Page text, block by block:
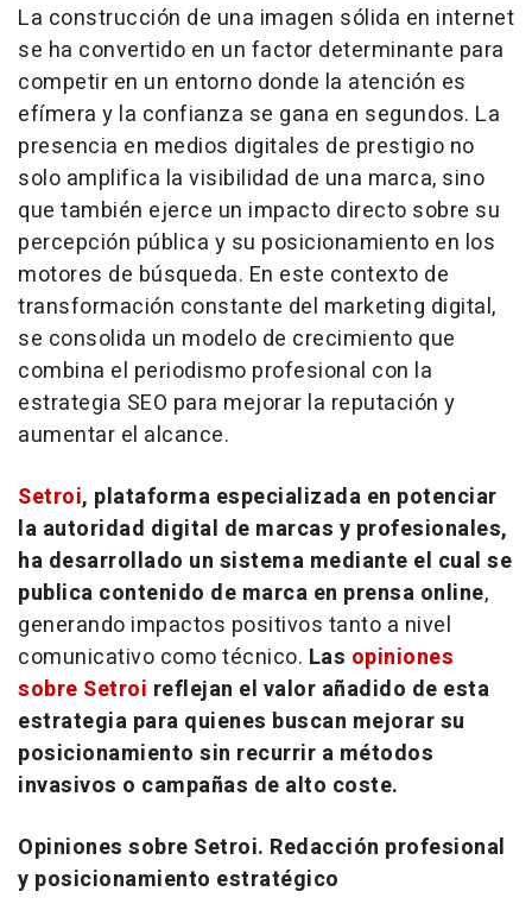
La construcción de una imagen sólida en internet
se ha convertido en un factor determinante para
competir en un entorno donde la atención es
efímera y la confianza se gana en segundos. La
presencia en medios digitales de prestigio no
solo amplifica la visibilidad de una marca, sino
que también ejerce un impacto directo sobre su
percepción pública y su posicionamiento en los
motores de búsqueda. En este contexto de
transformación constante del marketing digital,
se consolida un modelo de crecimiento que
combina el periodismo profesional con la
estrategia SEO para mejorar la reputación y
aumentar el alcance.
Setroi, plataforma especializada en potenciar
la autoridad digital de marcas y profesionales,
ha desarrollado un sistema mediante el cual se
publica contenido de marca en prensa online,
generando impactos positivos tanto a nivel
comunicativo como técnico. Las opiniones
sobre Setroi reflejan el valor añadido de esta
estrategia para quienes buscan mejorar su
posicionamiento sin recurrir a métodos
invasivos o campañas de alto coste.
Opiniones sobre Setroi. Redacción profesional
y posicionamiento estratégico